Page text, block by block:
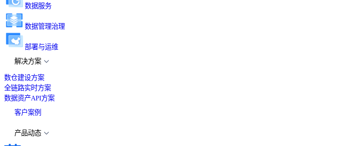
数据服务
数据管理治理
部署与运维
解决方案
数仓建设方案
全链路实时方案
数据资产API方案
客户案例
产品动态